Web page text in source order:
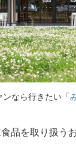
ンなら行きたい「
品を取り扱う